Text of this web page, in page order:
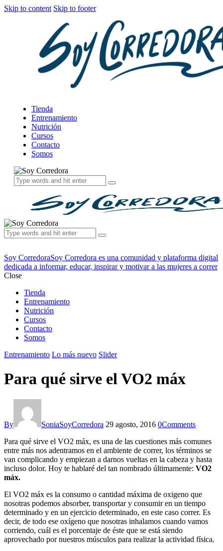
Skip to content Skip to footer
Tienda
Entrenamiento
Nutrición
Cursos
Contacto
Somos
Soy CorredoraSoy Corredora es una comunidad y plataforma digital
dedicada a informar, educar, inspirar y motivar a las mujeres a correr
Close
Tienda
Entrenamiento
Nutrición
Cursos
Contacto
Somos
Entrenamiento Lo más nuevo Slider
Para qué sirve el VO2 máx
By SoniaSoyCorredora 29 agosto, 2016 0Comments
Para qué sirve el VO2 máx, es una de las cuestiones más comunes
entre más nos adentramos en el ambiente de correr, los términos se
van complicando y empiezan a darnos vueltas en la cabeza y hasta
incluso dolor. Hoy te hablaré del tan nombrado últimamente: VO2
máx.
El VO2 máx es la consumo o cantidad máxima de oxigeno que
nosotras podemos absorber, transportar y consumir en un tiempo
determinado y en un ejercicio determinado, en este caso correr. Es
decir, de todo ese oxígeno que nosotras inhalamos cuando vamos
corriendo, cuál es el porcentaje de éste que se está siendo
aprovechado por nuestros músculos para realizar la actividad física.